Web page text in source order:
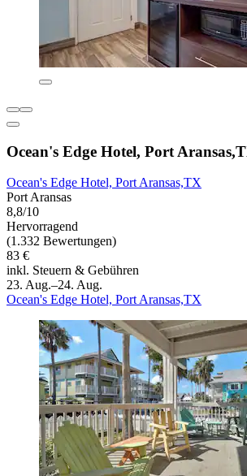
Ocean's Edge Hotel, Port
Ocean's Edge Hotel, Port Aransas,TX
Port Aransas
8,8/10
Hervorragend
(1.332 Bewertungen)
83 €
inkl. Steuern & Gebühren
23. Aug.–24. Aug.
Ocean's Edge Hotel, Port Aransas,TX